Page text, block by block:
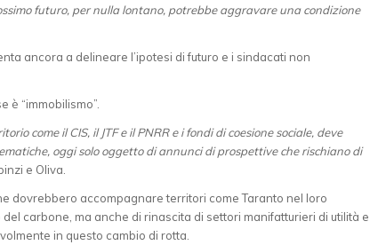
futuro, per nulla lontano, potrebbe aggravare una condizione
ancora a delineare l’ipotesi di futuro e i sindacati non
è “immobilismo”.
come il CIS, il JTF e il PNRR e i fondi di coesione sociale, deve
oggi solo oggetto di annunci di prospettive che rischiano di
e Oliva.
dovrebbero accompagnare territori come Taranto nel loro
carbone, ma anche di rinascita di settori manifatturieri di utilità e
in questo cambio di rotta.